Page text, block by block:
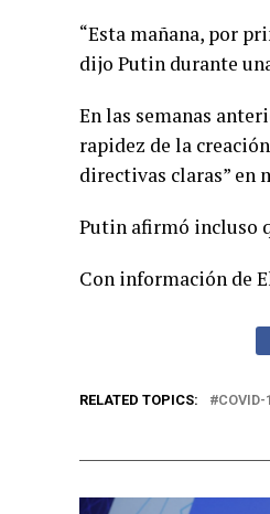
“Esta mañana, por
dijo Putin durante
En las semanas
rapidez de la
directivas claras” en
Putin afirmó incluso
Con información de
RELATED TOPICS: COVID-